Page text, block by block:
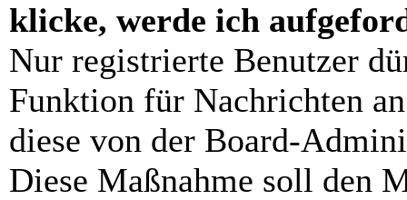
klicke, werde ich
Nur registrierte Benutzer
Funktion für Nachrichten
diese von der Board-
Diese Maßnahme soll den